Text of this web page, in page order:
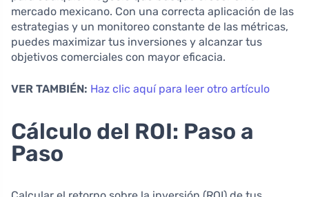
mercado mexicano. Con una correcta aplicación de las
estrategias y un monitoreo constante de las métricas,
puedes maximizar tus inversiones y alcanzar tus
objetivos comerciales con mayor eficacia.
VER TAMBIÉN: Haz clic aquí para leer otro artículo
Cálculo del ROI: Paso a
Paso